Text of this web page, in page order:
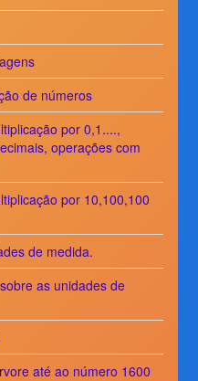
de números
por 0,1....,
operações com
por 10,100,100
de medida.
as unidades de
até ao número 1600